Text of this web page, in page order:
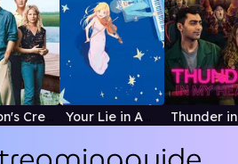
Dawson's Creek Your Lie in April